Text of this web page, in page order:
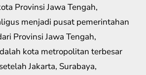
menjadi pusat pemerintahan
Provinsi Jawa Tengah,
kota metropolitan terbesar
Jakarta, Surabaya,